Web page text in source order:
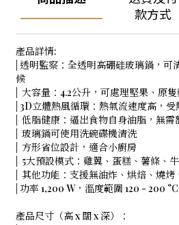
款方式
產品詳情:
| 透明監察：全透明高硼硅玻璃鍋，
候
| 大容量：4.2公升，可處理堅果、原
| 3D立體熱風循環：熱氣流速度高，受
| 低脂健康：逼出食物自身油脂，無
| 玻璃鍋可使用洗碗碟機清洗
| 方形省位設計，適合小廚房
| 5大預設模式：雞翼、蛋糕、薯條、
| 其他功能：支援無油炸、烘焙、燒
| 功率 1,200 W，溫度範圍 120 - 200 °C
產品尺寸（高 x 闊 x 深）：